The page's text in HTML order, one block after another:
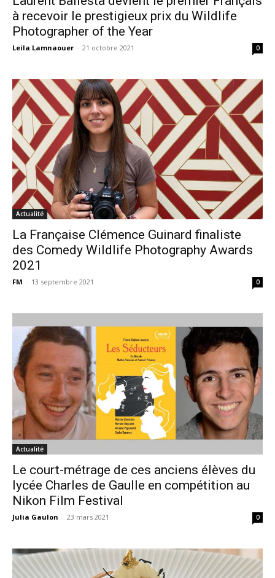
à recevoir le prestigieux prix du Wildlife
Photographer of the Year
Leila Lamnaouer - 21 octobre 2021 0
Actualité
La Française Clémence Guinard finaliste
des Comedy Wildlife Photography Awards
2021
FM - 13 septembre 2021 0
Actualité
Le court-métrage de ces anciens élèves du
lycée Charles de Gaulle en compétition au
Nikon Film Festival
Julia Gaulon - 23 mars 2021 0